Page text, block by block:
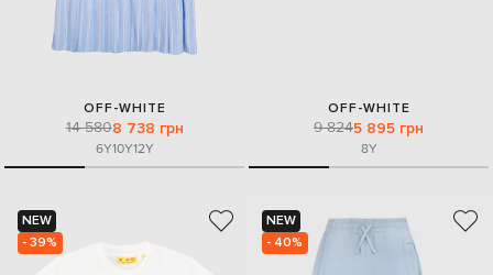
OFF-WHITE
14 5808 738 грн
6Y10Y12Y
OFF-WHITE
9 8245 895 грн
8Y
NEW
- 39%
NEW
- 40%